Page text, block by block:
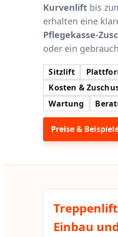
Kurvenlift bis
erhalten eine
Pflegekasse-
oder ein
Sitzlift
Kosten &
Wartung
Preise &
Einbau